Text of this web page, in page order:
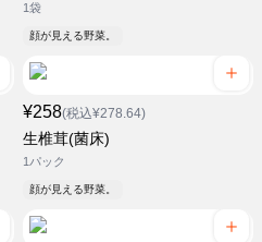
1袋
顔が見える野菜。
¥258(税込¥278.64)
生椎茸(菌床)
1パック
顔が見える野菜。